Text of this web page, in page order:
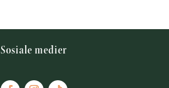
Sosiale medier